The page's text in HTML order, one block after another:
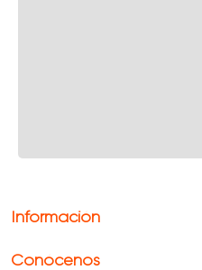
Información
Conócenos